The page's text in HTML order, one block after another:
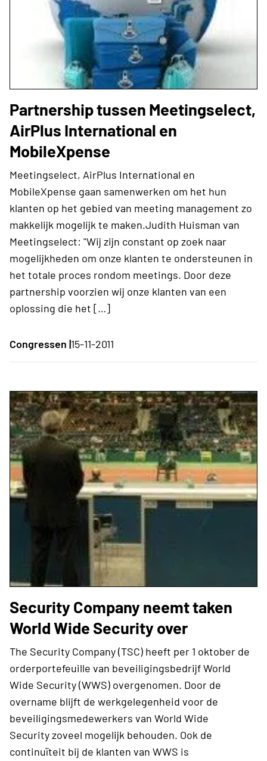
Partnership tussen Meetingselect,
AirPlus International en
MobileXpense
Meetingselect, AirPlus International en
MobileXpense gaan samenwerken om het hun
klanten op het gebied van meeting management zo
makkelijk mogelijk te maken.Judith Huisman van
Meetingselect: "Wij zijn constant op zoek naar
mogelijkheden om onze klanten te ondersteunen in
het totale proces rondom meetings. Door deze
partnership voorzien wij onze klanten van een
oplossing die het […]
Congressen |15-11-2011
Security Company neemt taken
World Wide Security over
The Security Company (TSC) heeft per 1 oktober de
orderportefeuille van beveiligingsbedrijf World
Wide Security (WWS) overgenomen. Door de
overname blijft de werkgelegenheid voor de
beveiligingsmedewerkers van World Wide
Security zoveel mogelijk behouden. Ook de
continuïteit bij de klanten van WWS is